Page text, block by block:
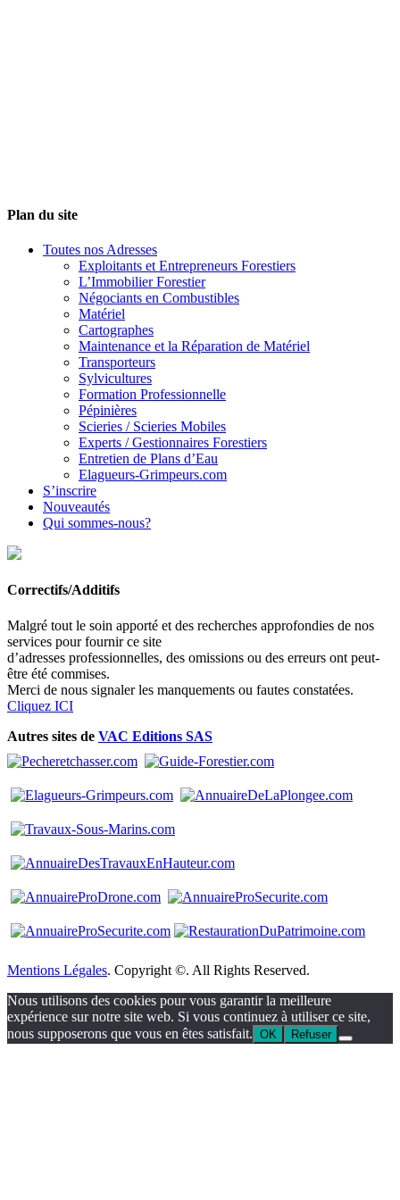
Plan du site
Toutes nos Adresses
Exploitants et Entrepreneurs Forestiers
L’Immobilier Forestier
Négociants en Combustibles
Matériel
Cartographes
Maintenance et la Réparation de Matériel
Transporteurs
Sylvicultures
Formation Professionnelle
Pépinières
Scieries / Scieries Mobiles
Experts / Gestionnaires Forestiers
Entretien de Plans d’Eau
Elagueurs-Grimpeurs.com
S’inscrire
Nouveautés
Qui sommes-nous?
Correctifs/Additifs
Malgré tout le soin apporté et des recherches approfondies de nos
services pour fournir ce site
d’adresses professionnelles, des omissions ou des erreurs ont peut-
être été commises.
Merci de nous signaler les manquements ou fautes constatées.
Cliquez ICI
Autres sites de VAC Editions SAS
Mentions Légales. Copyright ©. All Rights Reserved.
Nous utilisons des cookies pour vous garantir la meilleure
expérience sur notre site web. Si vous continuez à utiliser ce site,
nous supposerons que vous en êtes satisfait. OK Refuser